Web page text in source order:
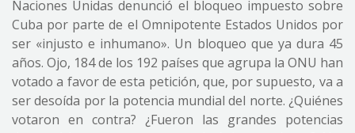
Naciones Unidas denunció el bloqueo impuesto sobre
Cuba por parte de el Omnipotente Estados Unidos por
ser «injusto e inhumano». Un bloqueo que ya dura 45
años. Ojo, 184 de los 192 países que agrupa la ONU han
votado a favor de esta petición, que, por supuesto, va a
ser desoída por la potencia mundial del norte. ¿Quiénes
votaron en contra? ¿Fueron las grandes potencias